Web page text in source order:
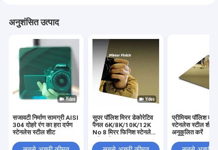
अनुशंसित उत्पाद
सजावटी निर्माण सामग्री AISI
304 दोहरे रंग का हरा दर्पण
स्टेनलेस स्टील शीट
सुपर पॉलिश मिरर डेकोरेटिव
पैनल 6K/8K/10K/12K
No 8 मिरर फिनिश स्टेनलेस
प्रीमियम पॉलिश
स्टेनलेस स्टील शीट
अनुकूलित करें